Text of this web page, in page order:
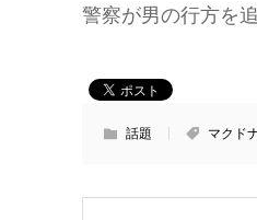
警察が男の行方を
話題 マクド